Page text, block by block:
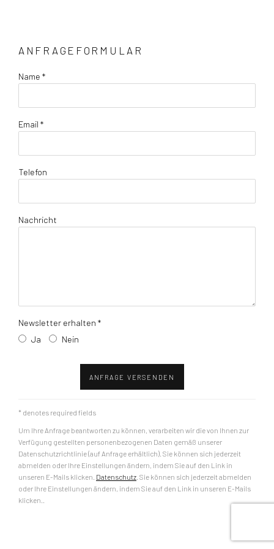
ANFRAGEFORMULAR
Name *
Email *
Telefon
Nachricht
Newsletter erhalten *
Ja
Nein
ANFRAGE VERSENDEN
* denotes required fields
Um Ihre Anfrage beantworten zu können, verarbeiten wir die von Ihnen zur
Verfügung gestellten personenbezogenen Daten gemäß unserer
Datenschutzrichtlinie (auf Anfrage erhältlich). Sie können sich jederzeit
abmelden oder Ihre Einstellungen ändern, indem Sie auf den Link in
unseren E-Mails klicken. Datenschutz . Sie können sich jederzeit abmelden
oder Ihre Einstellungen ändern, indem Sie auf den Link in unseren E-Mails
klicken..